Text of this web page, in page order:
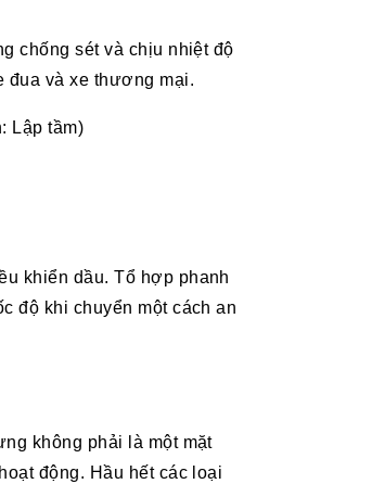
chống sét và chịu nhiệt độ
đua và xe thương mại.
Lập tầm)
khiển dầu. Tổ hợp phanh
độ khi chuyển một cách an
không phải là một mặt
động. Hầu hết các loại